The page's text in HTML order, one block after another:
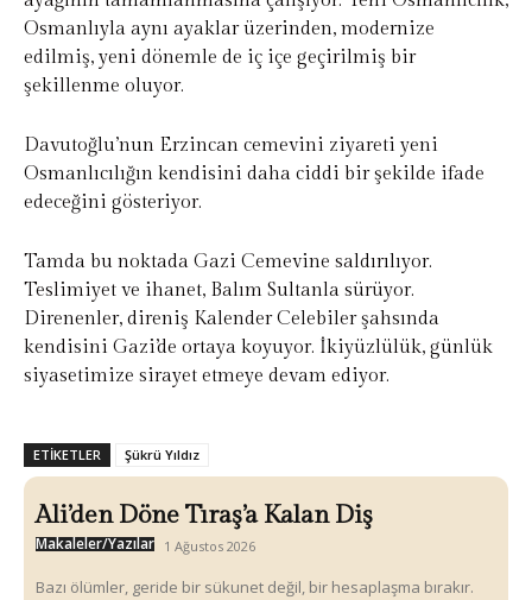
Osmanlıyla aynı ayaklar üzerinden, modernize
edilmiş, yeni dönemle de iç içe geçirilmiş bir
şekillenme oluyor.
Davutoğlu’nun Erzincan cemevini ziyareti yeni
Osmanlıcılığın kendisini daha ciddi bir şekilde ifade
edeceğini gösteriyor.
Tamda bu noktada Gazi Cemevine saldırılıyor.
Teslimiyet ve ihanet, Balım Sultanla sürüyor.
Direnenler, direniş Kalender Celebiler şahsında
kendisini Gazi’de ortaya koyuyor. İkiyüzlülük, günlük
siyasetimize sirayet etmeye devam ediyor.
ETIKETLER Şükrü Yıldız
Ali’den Döne Tıraş’a Kalan Diş
Makaleler/Yazılar 1 Ağustos 2026
Bazı ölümler, geride bir sükunet değil, bir hesaplaşma bırakır.